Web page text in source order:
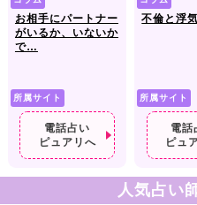
お相手にパートナー
がいるか、いないか
で…
所属サイト
電話占い
ピュアリへ
不倫と浮
所属サイト
電話
ピュ
人気占い